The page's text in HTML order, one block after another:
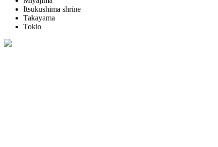
Itsukushima shrine
Takayama
Tokio